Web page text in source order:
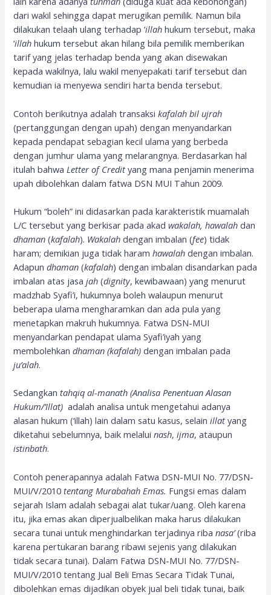
dari wakil sehingga dapat merugikan pemilik. Namun bila
dilakukan telaah ulang terhadap ‘illah hukum tersebut, maka
‘illah hukum tersebut akan hilang bila pemilik memberikan
tarif yang jelas terhadap benda yang akan disewakan
kepada wakilnya, lalu wakil menyepakati tarif tersebut dan
kemudian ia menyewa sendiri harta benda tersebut.
Contoh berikutnya adalah transaksikafalah bil ujrah
(pertanggungan dengan upah) dengan menyandarkan
kepada pendapat sebagian kecil ulama yang berbeda
dengan jumhur ulama yang melarangnya. Berdasarkan hal
itulah bahwa Letter of Credityang mana penjamin menerima
upah dibolehkan dalam fatwa DSN MUI Tahun 2009.
Hukum “boleh” ini didasarkan pada karakteristik muamalah
L/C tersebut yang berkisar pada akadwakalah, hawalah dan
dhaman (kafalah). Wakalah dengan imbalan (fee) tidak
haram; demikian juga tidak haramhawalah dengan imbalan.
Adapundhaman (kafalah) dengan imbalan disandarkan pada
imbalan atas jasajah (dignity, kewibawaan) yang menurut
madzhab Syafi’i, hukumnya boleh walaupun menurut
beberapa ulama mengharamkan dan ada pula yang
menetapkan makruh hukumnya. Fatwa DSN-MUI
menyandarkan pendapat ulama Syafi’iyah yang
membolehkandhaman (kafalah)dengan imbalan pada
ju’alah.
Sedangkantahqiq al-manath (Analisa Penentuan Alasan
Hukum/’Illat)adalah analisa untuk mengetahui adanya
alasan hukum (‘illah) lain dalam satu kasus, selainillatyang
diketahui sebelumnya, baik melaluinash,ijma, ataupun
istinbath.
Contoh penerapannya adalah Fatwa DSN-MUI No. 77/DSN-
MUI/V/2010tentang Murabahah Emas. Fungsi emas dalam
sejarah Islam adalah sebagai alat tukar/uang. Oleh karena
itu, jika emas akan diperjualbelikan maka harus dilakukan
secara tunai untuk menghindarkan terjadinya ribanasa’(riba
karena pertukaran barang ribawi sejenis yang dilakukan
tidak secara tunai). Dalam Fatwa DSN-MUI No. 77/DSN-
MUI/V/2010 tentang Jual Beli Emas Secara Tidak Tunai,
dibolehkan emas dijadikan obyek jual beli tidak tunai, baik